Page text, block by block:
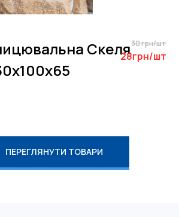
Скеля30 грн/шт
28грн/шт
ПЕРЕГЛЯНУТИ ТОВАРИ